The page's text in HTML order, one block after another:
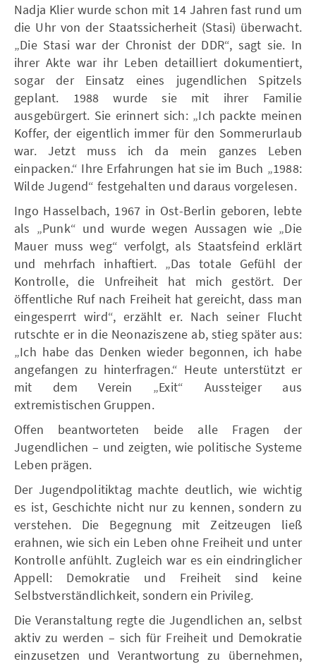
Nadja Klier wurde schon mit 14 Jahren fast rund um
die Uhr von der Staatssicherheit (Stasi) überwacht.
„Die Stasi war der Chronist der DDR“, sagt sie. In
ihrer Akte war ihr Leben detailliert dokumentiert,
sogar der Einsatz eines jugendlichen Spitzels
geplant. 1988 wurde sie mit ihrer Familie
ausgebürgert. Sie erinnert sich: „Ich packte meinen
Koffer, der eigentlich immer für den Sommerurlaub
war. Jetzt muss ich da mein ganzes Leben
einpacken.“ Ihre Erfahrungen hat sie im Buch „1988:
Wilde Jugend“ festgehalten und daraus vorgelesen.
Ingo Hasselbach, 1967 in Ost-Berlin geboren, lebte
als „Punk“ und wurde wegen Aussagen wie „Die
Mauer muss weg“ verfolgt, als Staatsfeind erklärt
und mehrfach inhaftiert. „Das totale Gefühl der
Kontrolle, die Unfreiheit hat mich gestört. Der
öffentliche Ruf nach Freiheit hat gereicht, dass man
eingesperrt wird“, erzählt er. Nach seiner Flucht
rutschte er in die Neonaziszene ab, stieg später aus:
„Ich habe das Denken wieder begonnen, ich habe
angefangen zu hinterfragen.“ Heute unterstützt er
mit dem Verein „Exit“ Aussteiger aus
extremistischen Gruppen.
Offen beantworteten beide alle Fragen der
Jugendlichen – und zeigten, wie politische Systeme
Leben prägen.
Der Jugendpolitiktag machte deutlich, wie wichtig
es ist, Geschichte nicht nur zu kennen, sondern zu
verstehen. Die Begegnung mit Zeitzeugen ließ
erahnen, wie sich ein Leben ohne Freiheit und unter
Kontrolle anfühlt. Zugleich war es ein eindringlicher
Appell: Demokratie und Freiheit sind keine
Selbstverständlichkeit, sondern ein Privileg.
Die Veranstaltung regte die Jugendlichen an, selbst
aktiv zu werden – sich für Freiheit und Demokratie
einzusetzen und Verantwortung zu übernehmen,